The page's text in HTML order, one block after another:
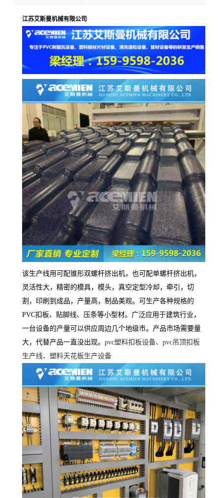
江苏艾斯曼机械有限公司
该生产线用可配锥形双螺杆挤出机，也可配单螺杆挤出机，
灵活性大，精密的模具，模头，真空定型冷却，牵引，切
割，印刷到成品，产量高，制品美观。可生产各种规格的
PVC扣板、贴脚线、压条等小型材。广泛应用于建筑行业，
一台设备的产量可以供应周边几个地级市。产品市场需要量
大，代替产品一直没出现。 pvc塑料扣板设备、pvc吊顶扣板
生产线、塑料天花板生产设备